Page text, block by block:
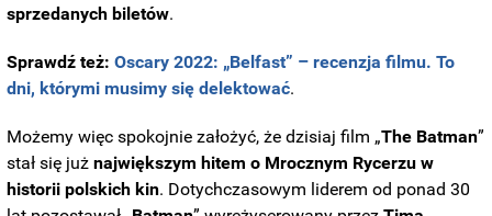
sprzedanych biletów.
Sprawdź też:Oscary 2022: „Belfast” – recenzja filmu. To
dni, którymi musimy się delektować.
Możemy więc spokojnie założyć, że dzisiaj film „The Batman”
stał się jużnajwiększym hitem o Mrocznym Rycerzu w
historii polskich kin. Dotychczasowym liderem od ponad 30